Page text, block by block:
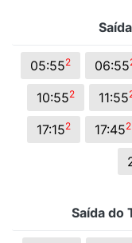
05:552 06:55
10:552 11:55
17:152 17:452
Saída do